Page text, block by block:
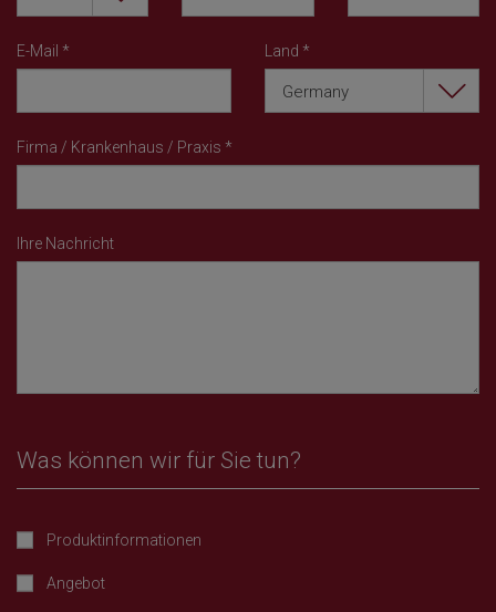
E-Mail * Land *
Germany
Firma / Krankenhaus / Praxis *
Ihre Nachricht
Was können wir für Sie tun?
Produktinformationen
Angebot